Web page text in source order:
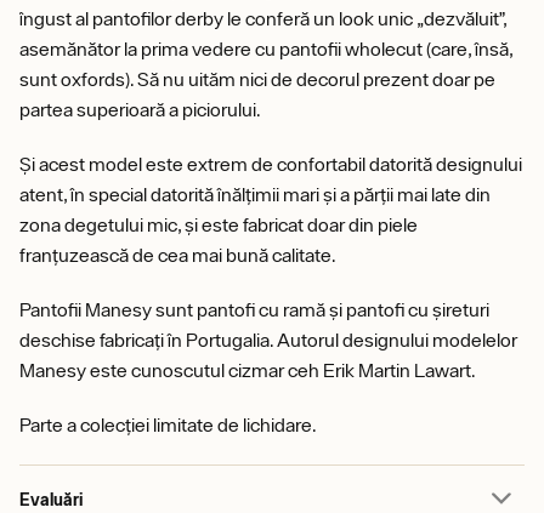
îngust al pantofilor derby le conferă un look unic „dezvăluit”,
asemănător la prima vedere cu pantofii wholecut (care, însă,
sunt oxfords). Să nu uităm nici de decorul prezent doar pe
partea superioară a piciorului.
Și acest model este extrem de confortabil datorită designului
atent, în special datorită înălțimii mari și a părții mai late din
zona degetului mic, și este fabricat doar din piele
franțuzească de cea mai bună calitate.
Pantofii Manesy sunt pantofi cu ramă și pantofi cu șireturi
deschise fabricați în Portugalia. Autorul designului modelelor
Manesy este cunoscutul cizmar ceh Erik Martin Lawart.
Parte a colecției limitate de lichidare.
Evaluări